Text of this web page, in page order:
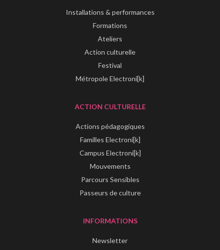
Installations & performances
Formations
Ateliers
Action culturelle
Festival
Métropole Electroni[k]
ACTION CULTURELLE
Actions pédagogiques
Familles Electroni[k]
Campus Electroni[k]
Mouvements
Parcours Sensibles
Passeurs de culture
INFORMATIONS
Newsletter